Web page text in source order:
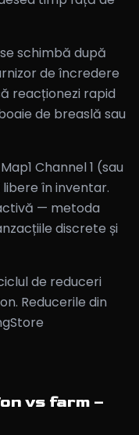
schimbă după
de încredere
reacționezi rapid
de breaslă sau
Channel 1 (sau
în inventar.
— metoda
discrete și
de reduceri
Reducerile din
vs farm –